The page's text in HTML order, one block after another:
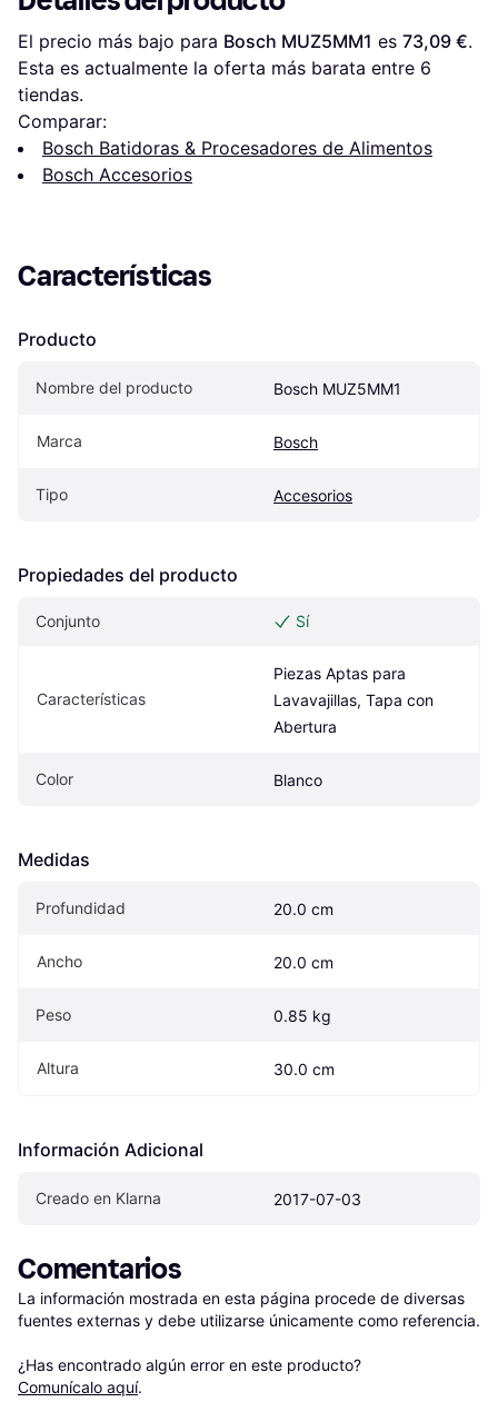
El precio más bajo para Bosch MUZ5MM1 es 73,09 €.
Esta es actualmente la oferta más barata entre 6
tiendas.
Comparar:
Bosch Batidoras & Procesadores de Alimentos
Bosch Accesorios
Características
Producto
Nombre del producto Bosch MUZ5MM1
Marca Bosch
Tipo Accesorios
Propiedades del producto
Conjunto Sí
Características
Piezas Aptas para
Lavavajillas, Tapa con
Abertura
Color Blanco
Medidas
Profundidad 20.0 cm
Ancho 20.0 cm
Peso 0.85 kg
Altura 30.0 cm
Información Adicional
Creado en Klarna 2017-07-03
Comentarios
La información mostrada en esta página procede de diversas
fuentes externas y debe utilizarse únicamente como referencia.
¿Has encontrado algún error en este producto?
Comunícalo aquí.